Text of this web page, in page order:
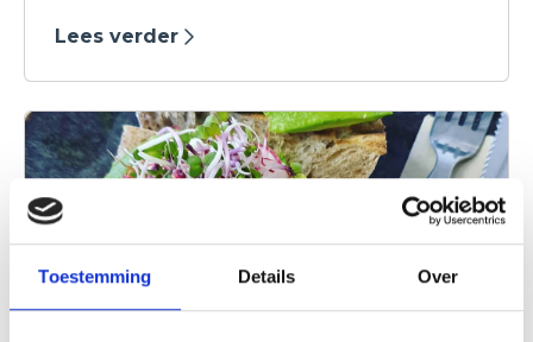
Toestemming Details Over
gevarieerde menukaart waar je telkens alles
Lees verder